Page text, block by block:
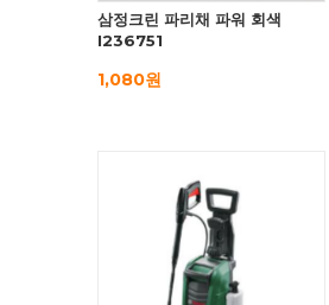
삼정크린 파리채 파워 회색
I236751
1,080원